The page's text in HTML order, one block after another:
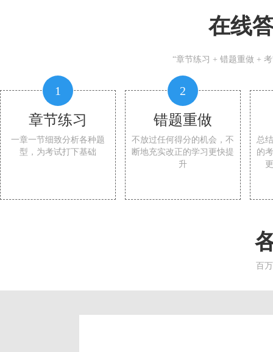
在线
“章节练习 + 错题重做 +
1
章节练习
一章一节细致分析各种题
型，为考试打下基础
2
错题重做
不放过任何得分的机会，不
断地充实改正的学习更快提
升
总
的
百